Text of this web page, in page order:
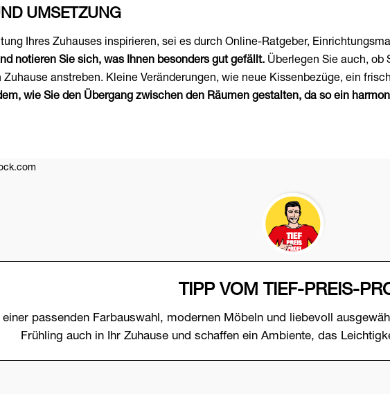
UMSETZUNG
Ihres Zuhauses inspirieren, sei es durch Online-Ratgeber,
notieren Sie sich, was Ihnen besonders gut gefällt. Überlegen Sie auch, ob
anstreben. Kleine Veränderungen, wie neue Kissenbezüge, ein
wie Sie den Übergang zwischen den Räumen gestalten, da so ein
TIPP VOM TIEF-PREIS-
einer passenden Farbauswahl, modernen Möbeln und liebevoll
Frühling auch in Ihr Zuhause und schaffen ein Ambiente, das